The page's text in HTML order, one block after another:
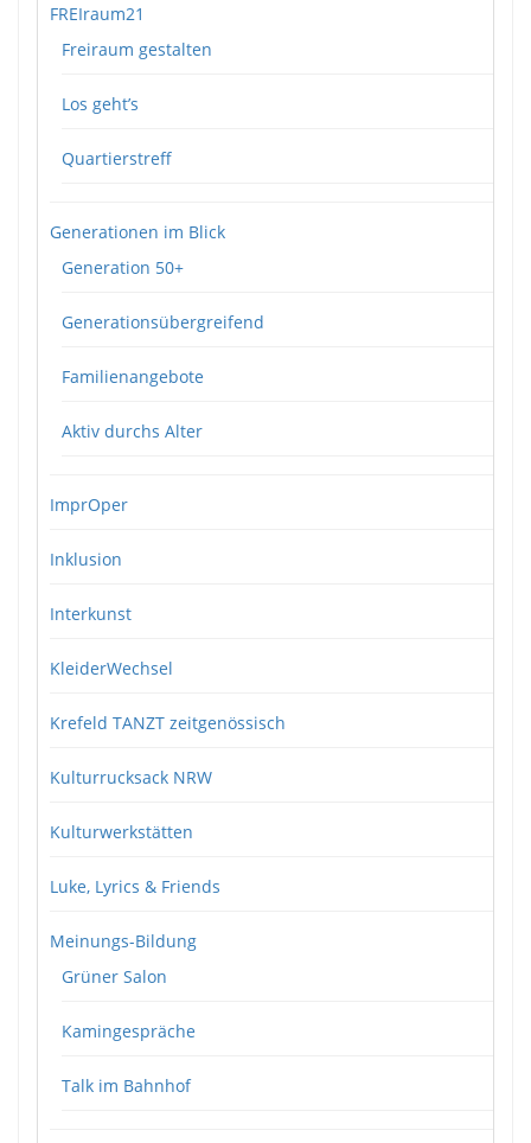
FREIraum21
Freiraum gestalten
Los geht’s
Quartierstreff
Generationen im Blick
Generation 50+
Generationsübergreifend
Familienangebote
Aktiv durchs Alter
ImprOper
Inklusion
Interkunst
KleiderWechsel
Krefeld TANZT zeitgenössisch
Kulturrucksack NRW
Kulturwerkstätten
Luke, Lyrics & Friends
Meinungs-Bildung
Grüner Salon
Kamingespräche
Talk im Bahnhof